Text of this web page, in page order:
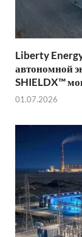
Liberty
автономной
SHIELDX™
01.07.2026